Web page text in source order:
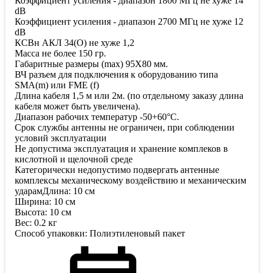
dB
Коэффициент усиления - диапазон 2700 МГц не хуже 12
dB
КСВн АКЛ 34(О) не хуже 1,2
Масса не более 150 гр.
Габаритные размеры (max) 95Х80 мм.
ВЧ разъем для подключения к оборудованию типа
SMA(m) или FME (f)
Длина кабеля 1,5 м или 2м. (по отдельному заказу длина
кабеля может быть увеличена).
Диапазон рабочих температур -50+60°С.
Срок службы антенны не ограничен, при соблюдении
условий эксплуатации
Не допустима эксплуатация и хранение комплеков в
кислотной и щелочной среде
Категорически недопустимо подвергать антенные
комплексы механическому воздействию и механическим
ударамДлина: 10 см
Ширина: 10 см
Высота: 10 см
Вес: 0.2 кг
Способ упаковки: Полиэтиленовый пакет